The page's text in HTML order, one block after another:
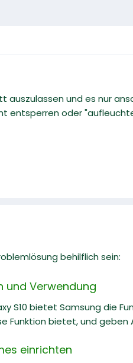
und es nur
entsperren oder
behilflich sein:
und Verwendung
S10 bietet Samsung die
Funktion bietet, und geben
einrichten